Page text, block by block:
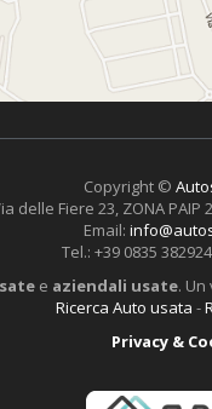
Copyright ©
delle Fiere 23, ZONA PAIP
Email:
Tel.: +39 0835
e aziendali usate.
Ricerca Auto usata -
Privacy &